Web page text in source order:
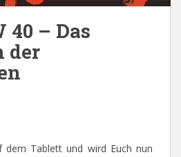
40 – Das
der
dem Tablett und wird Euch nun